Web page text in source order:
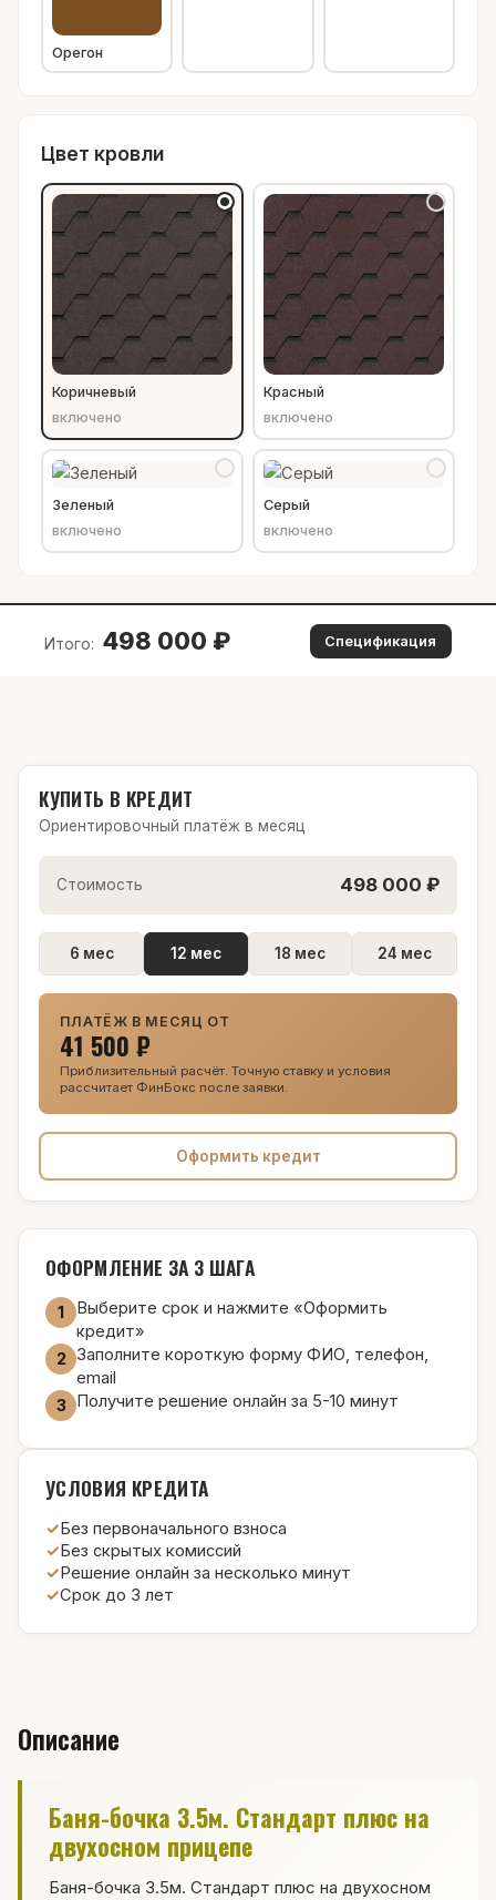
Орегон
Цвет кровли
Коричневый
включено
Красный
включено
Зеленый
включено
Серый
включено
Итого: 498 000 ₽ Спецификация
КУПИТЬ В КРЕДИТ
Ориентировочный платёж в месяц
Стоимость 498 000 ₽
6 мес 12 мес 18 мес 24 мес
ПЛАТЁЖ В МЕСЯЦ ОТ
41 500 ₽
Приблизительный расчёт. Точную ставку и условия
рассчитает ФинБокс после заявки.
Оформить кредит
ОФОРМЛЕНИЕ ЗА 3 ШАГА
1
Выберите срок и нажмите «Оформить
кредит»
2
Заполните короткую форму ФИО, телефон,
email
3 Получите решение онлайн за 5-10 минут
УСЛОВИЯ КРЕДИТА
Без первоначального взноса
Без скрытых комиссий
Решение онлайн за несколько минут
Срок до 3 лет
Описание
Баня-бочка 3.5м. Стандарт плюс на
двухосном прицепе
Баня-бочка 3.5м. Стандарт плюс на двухосном